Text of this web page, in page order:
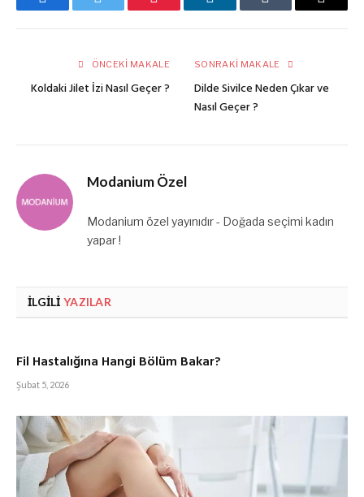
FacebookTwitter Pinterest LinkedInTumblr
E-
ÖNCEKI MAKALE
Koldaki Jilet İzi Nasıl Geçer ?
SONRAKI MAKALE
Dilde Sivilce Neden Çıkar ve
Nasıl Geçer ?
Modanium Özel
Modanium özel yayınıdır - Doğada seçimi kadın
yapar !
İLGILI YAZILAR
Fil Hastalığına Hangi Bölüm Bakar?
Şubat 5, 2026